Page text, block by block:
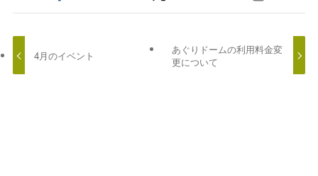
4月のイベント
あぐりドームの利用料金変
更について